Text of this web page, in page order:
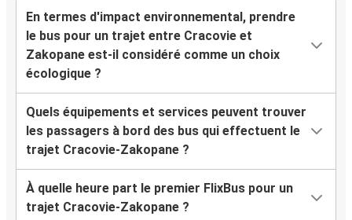
En termes d'impact environnemental, prendre
le bus pour un trajet entre Cracovie et
Zakopane est-il considéré comme un choix
écologique ?
Quels équipements et services peuvent trouver
les passagers à bord des bus qui effectuent le
trajet Cracovie-Zakopane ?
À quelle heure part le premier FlixBus pour un
trajet Cracovie-Zakopane ?